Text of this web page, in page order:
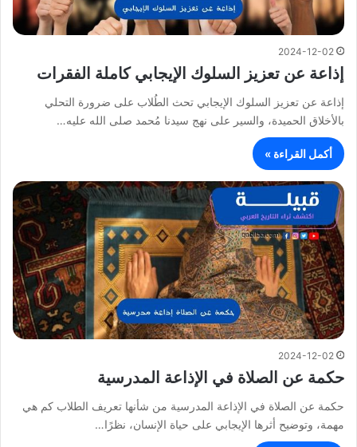
2024-12-02
إذاعة عن تعزيز السلوك الإيجابي كاملة الفقرات
إذاعة عن تعزيز السلوك الإيجابي تحث الطُلاب على ضرورة التحلي
بالأخلاق الحميدة، والسير على نهج سيدنا مُحمد صلى الله عليه…
أكمل القراءة »
2024-12-02
حكمة عن الصلاة في الإذاعة المدرسية
حكمة عن الصلاة في الإذاعة المدرسية من شأنها تعريف الطلاب كم هي
مهمة، وتوضيح أثرها الإيجابي على حياة الإنسان، نظرًا…